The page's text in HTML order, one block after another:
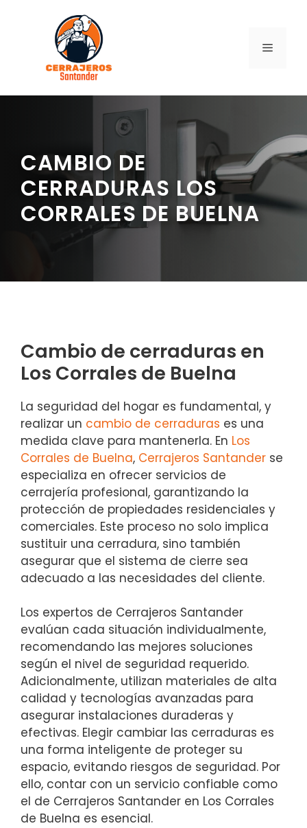
contenido
MENÚ
CAMBIO DE
CERRADURAS LOS
CORRALES DE BUELNA
Cambio de cerraduras en
Los Corrales de Buelna
La seguridad del hogar es fundamental, y
realizar un cambio de cerraduras es una
medida clave para mantenerla. En Los
Corrales de Buelna, Cerrajeros Santander se
especializa en ofrecer servicios de
cerrajería profesional, garantizando la
protección de propiedades residenciales y
comerciales. Este proceso no solo implica
sustituir una cerradura, sino también
asegurar que el sistema de cierre sea
adecuado a las necesidades del cliente.
Los expertos de Cerrajeros Santander
evalúan cada situación individualmente,
recomendando las mejores soluciones
según el nivel de seguridad requerido.
Adicionalmente, utilizan materiales de alta
calidad y tecnologías avanzadas para
asegurar instalaciones duraderas y
efectivas. Elegir cambiar las cerraduras es
una forma inteligente de proteger su
espacio, evitando riesgos de seguridad. Por
ello, contar con un servicio confiable como
el de Cerrajeros Santander en Los Corrales
de Buelna es esencial.